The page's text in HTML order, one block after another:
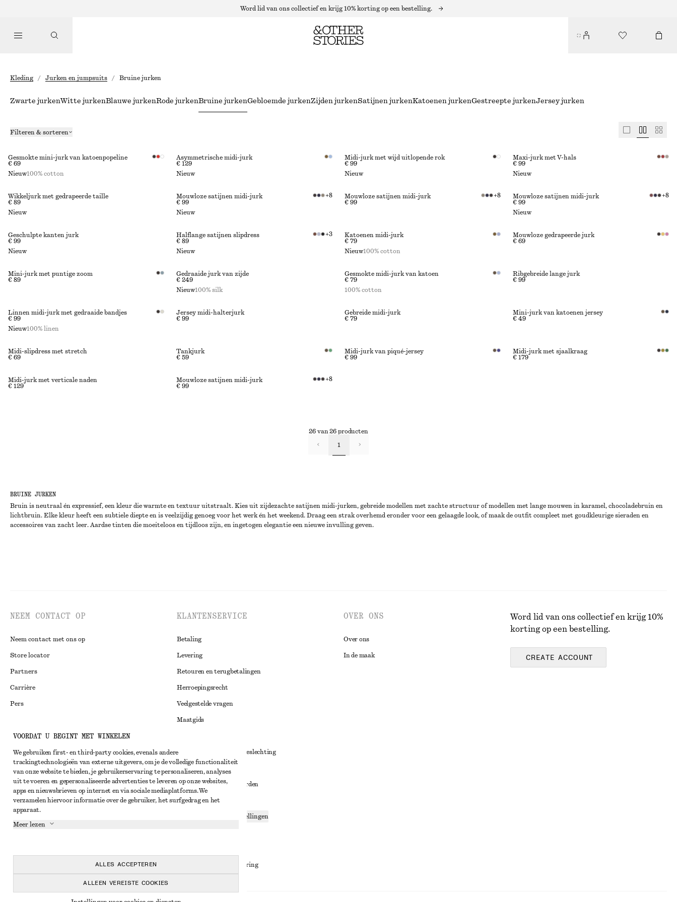
Word lid van ons collectief en krijg 10% korting op een bestelling.
Kleding / Jurken en jumpsuits / Bruine jurken
BRUINE JURKEN
Bruin is neutraal én expressief, een kleur die warmte en textuur uitstraalt. Kies uit zijdezachte satijnen midi-jurken, gebreide modellen met zachte structuur of modellen met lange mouwen in karamel, chocoladebruin en
lichtbruin. Elke kleur heeft een subtiele diepte en is veelzijdig genoeg voor het werk én het weekend. Draag een strak overhemd eronder voor een gelaagde look, of maak de outfit compleet met goudkleurige sieraden en
accessoires van zacht leer. Aardse tinten die moeiteloos en tijdloos zijn, en ingetogen elegantie een nieuwe invulling geven.
Zwarte jurkenWitte jurkenBlauwe jurkenRode jurkenBruine jurkenGebloemde jurkenZijden jurkenSatijnen jurkenKatoenen jurkenGestreepte jurkenJersey jurken
Filteren & sorteren
Gesmokte mini-jurk van katoenpopeline
€ 69
Nieuw100% cotton
Asymmetrische midi-jurk
€ 129
Nieuw
Midi-jurk met wijd uitlopende rok
€ 99
Nieuw
Maxi-jurk met V-hals
€ 99
Nieuw
Wikkeljurk met gedrapeerde taille
€ 89
Nieuw
Mouwloze satijnen midi-jurk
€ 99
+8
Nieuw
Mouwloze satijnen midi-jurk
€ 99
+8
Mouwloze satijnen midi-jurk
€ 99
+8
Nieuw
Geschulpte kanten jurk
€ 99
Nieuw
Halflange satijnen slipdress
€ 89
+3
Nieuw
Katoenen midi-jurk
€ 79
Nieuw100% cotton
Mouwloze gedrapeerde jurk
€ 69
Mini-jurk met puntige zoom
€ 89
Gedraaide jurk van zijde
€ 249
Nieuw100% silk
Gesmokte midi-jurk van katoen
€ 79
100% cotton
Ribgebreide lange jurk
€ 99
Linnen midi-jurk met gedraaide bandjes
€ 99
Nieuw100% linen
Jersey midi-halterjurk
€ 99
Gebreide midi-jurk
€ 79
Mini-jurk van katoenen jersey
€ 49
Midi-slipdress met stretch
€ 69
Tankjurk
€ 59
Midi-jurk van piqué-jersey
€ 99
Midi-jurk met sjaalkraag
€ 179
Midi-jurk met verticale naden
€ 129
Mouwloze satijnen midi-jurk
€ 99
+8
26 van 26 producten
1
NEEM CONTACT OP
Neem contact met ons op
Store locator
Partners
Carrière
Pers
Instagram
Pinterest
Facebook
YouTube
TikTok
KLANTENSERVICE
Betaling
Levering
Retouren en terugbetalingen
Herroepingsrecht
Veelgestelde vragen
Maatgids
Alternatieve geschillenbeslechting
Algemene voorwaarden
Lidmaatschapsvoorwaarden
Cookieverklaring
Cookie- en service-instellingen
Toegankelijkheidsverklaring
OVER ONS
Over ons
In de maak
Word lid van ons collectief en krijg 10%
korting op een bestelling.
CREATE ACCOUNT
VOORDAT U BEGINT MET WINKELEN
We gebruiken first- en third-party cookies, evenals andere
trackingtechnologieën van externe uitgevers, om je de volledige functionaliteit
van onze website te bieden, je gebruikerservaring te personaliseren, analyses
uit te voeren en gepersonaliseerde advertenties te leveren op onze websites,
apps en nieuwsbrieven op internet en via sociale mediaplatforms. We
verzamelen hiervoor informatie over de gebruiker, het surfgedrag en het
apparaat.
Meer lezen
ALLES ACCEPTEREN
ALLEEN VEREISTE COOKIES